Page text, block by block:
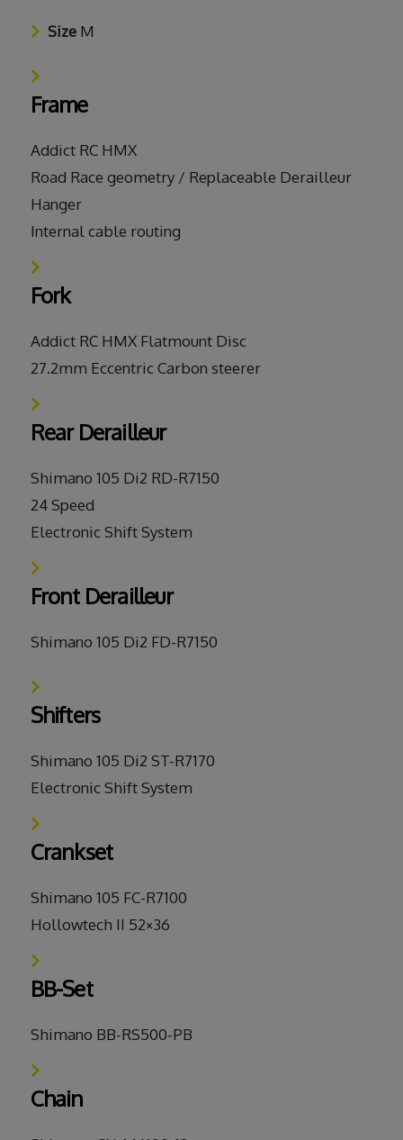
Size M
Frame
Addict RC HMX
Road Race geometry / Replaceable Derailleur
Hanger
Internal cable routing
Fork
Addict RC HMX Flatmount Disc
27.2mm Eccentric Carbon steerer
Rear Derailleur
Shimano 105 Di2 RD-R7150
24 Speed
Electronic Shift System
Front Derailleur
Shimano 105 Di2 FD-R7150
Shifters
Shimano 105 Di2 ST-R7170
Electronic Shift System
Crankset
Shimano 105 FC-R7100
Hollowtech II 52×36
BB-Set
Shimano BB-RS500-PB
Chain